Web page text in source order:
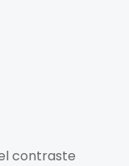
contraste